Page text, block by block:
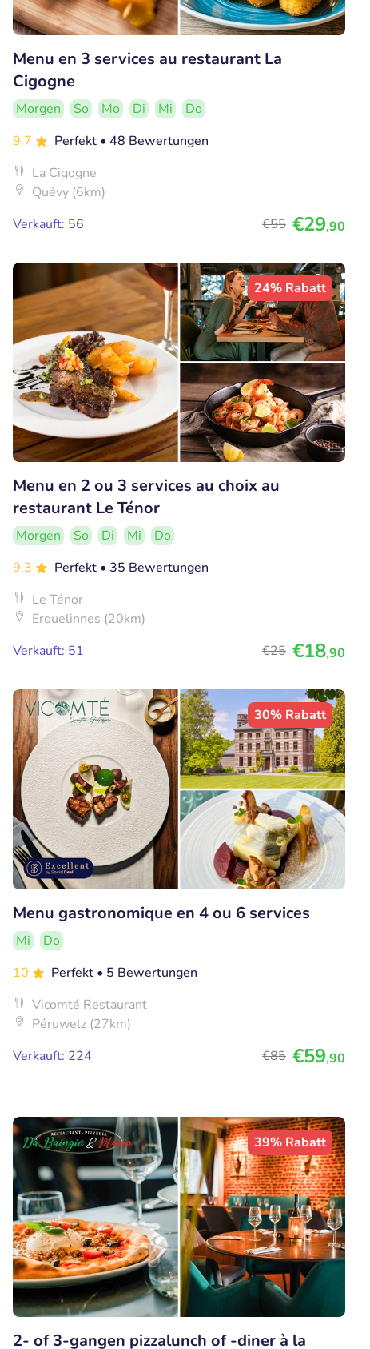
Menu en 3 services au restaurant La
Cigogne
Morgen So Mo Di Mi
Do
9.7
Perfekt • 48 Bewertungen
La Cigogne
Quévy (6km)
Verkauft: 56
€55 €29,90
24% Rabatt
Menu en 2 ou 3 services au choix au
restaurant Le Ténor
Morgen So Di Mi
Do
9.3
Perfekt • 35 Bewertungen
Le Ténor
Erquelinnes (20km)
Verkauft: 51
€25 €18,90
30% Rabatt
Menu gastronomique en 4 ou 6 services
Mi
Do
10
Perfekt • 5 Bewertungen
Vicomté Restaurant
Péruwelz (27km)
Verkauft: 224
€85 €59,90
39% Rabatt
2- of 3-gangen pizzalunch of -diner à la